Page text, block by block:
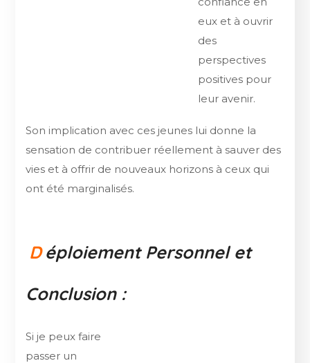
eux et à ouvrir
des
perspectives
positives pour
leur avenir.
Son implication avec ces jeunes lui donne la
sensation de contribuer réellement à sauver des
vies et à offrir de nouveaux horizons à ceux qui
ont été marginalisés.
D éploiement Personnel et
Conclusion :
Si je peux faire
passer un